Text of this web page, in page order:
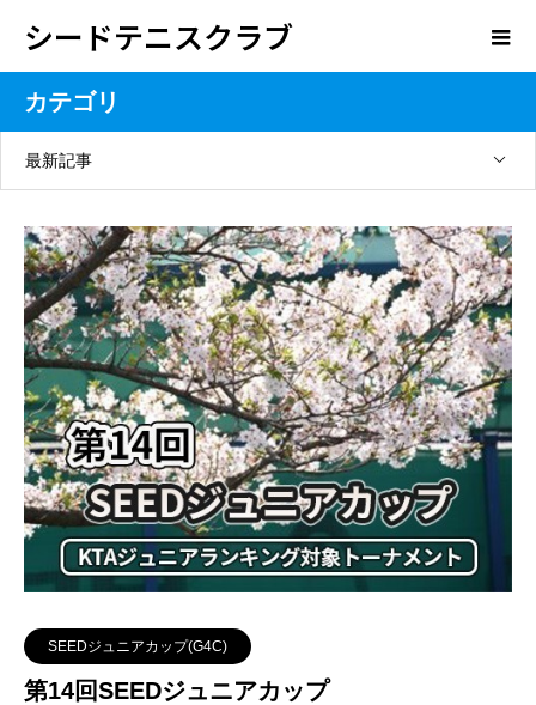
シードテニスクラブ
カテゴリ
最新記事
SEEDジュニアカップ(G4C)
第14回SEEDジュニアカップ